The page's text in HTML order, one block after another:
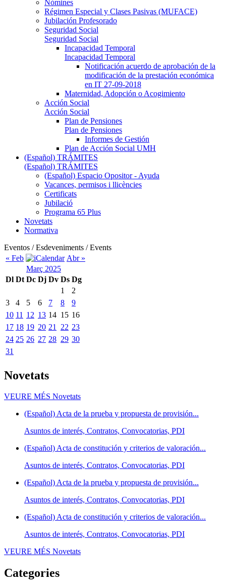
Nòmines
Régimen Especial y Clases Pasivas (MUFACE)
Jubilación Profesorado
Seguridad Social
Seguridad Social
Incapacidad Temporal
Incapacidad Temporal
Notificación acuerdo de aprobación de la
modificación de la prestación económica
en IT 27-09-2018
Maternidad, Adopción o Acogimiento
Acción Social
Acción Social
Plan de Pensiones
Plan de Pensiones
Informes de Gestión
Plan de Acción Social UMH
(Español) TRÁMITES
(Español) TRÁMITES
(Español) Espacio Opositor - Ayuda
Vacances, permisos i llicències
Certificats
Jubilació
Programa 65 Plus
Novetats
Normativa
Eventos / Esdeveniments / Events
« Feb
Abr »
Març 2025
Dl Dt Dc Dj Dv Ds Dg
1
2
3
4 5 6 7 8
9
10 11 12 13 14 15 16
17 18 19 20 21 22 23
24 25 26 27 28 29 30
31
Novetats
VEURE MÉS Novetats
(Español) Acta de la prueba y propuesta de provisión...
Asuntos de interés, Contratos, Convocatorias, PDI
(Español) Acta de constitución y criterios de valoración...
Asuntos de interés, Contratos, Convocatorias, PDI
(Español) Acta de la prueba y propuesta de provisión...
Asuntos de interés, Contratos, Convocatorias, PDI
(Español) Acta de constitución y criterios de valoración...
Asuntos de interés, Contratos, Convocatorias, PDI
VEURE MÉS Novetats
Categories